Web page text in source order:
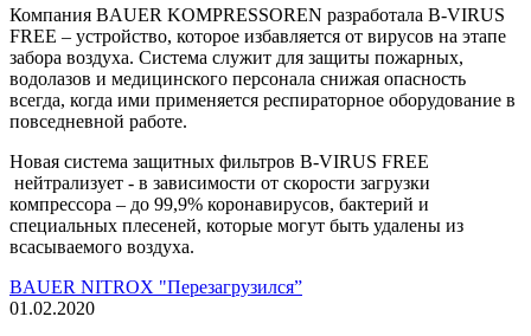
Компания BAUER KOMPRESSOREN разработала B-VIRUS
FREE – устройство, которое избавляется от вирусов на этапе
забора воздуха. Система служит для защиты пожарных,
водолазов и медицинского персонала снижая опасность
всегда, когда ими применяется респираторное оборудование в
повседневной работе.
Новая система защитных фильтров B-VIRUS FREE
нейтрализует - в зависимости от скорости загрузки
компрессора – до 99,9% коронавирусов, бактерий и
специальных плесеней, которые могут быть удалены из
всасываемого воздуха.
BAUER NITROX "Перезагрузился”
01.02.2020